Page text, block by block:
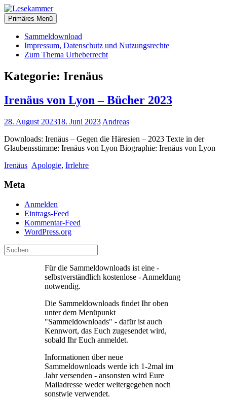
Zum
Inhalt
springen
Lesekammer
christliche Bücher zum kostenlosen Download
Primäres Menü
Sammeldownload
Impressum, Datenschutz und Nutzungsrechte
Zum Thema Urheberrecht
Kategorie: Irenäus
Irenäus von Lyon – Bücher 2023
28. August 202318. Juni 2023 Andreas
Downloads: Irenäus – Gegen die Häresien – 2023 Texte in der
Glaubensstimme: Irenäus von Lyon Biographie: Irenäus von Lyon
Irenäus Apologie, Irrlehre
Meta
Anmelden
Eintrags-Feed
Kommentar-Feed
WordPress.org
Für die Sammeldownloads ist eine -
selbstverständlich kostenlose - Anmeldung
notwendig.
Die Sammeldownloads findet Ihr oben
unter dem Menüpunkt
"Sammeldownloads" - dafür ist auch
Kennwort, das Euch zugesendet wird,
sobald Ihr Euch anmeldet.
Informationen über neue
Sammeldownloads werde ich 1-2mal im
Jahr versenden - ansonsten wird Eure
Mailadresse weder weitergegeben noch
sonstwie verwendet.